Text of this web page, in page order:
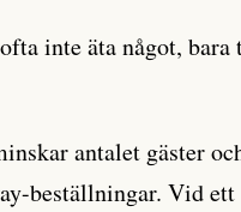
inte äta något, bara
antalet gäster
beställningar. Vid ett